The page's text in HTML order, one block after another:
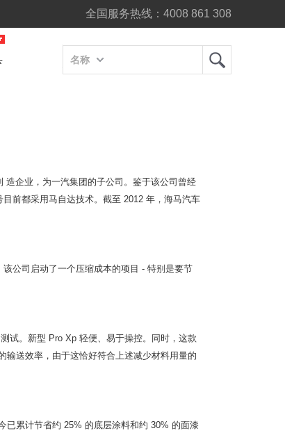
全国服务热线： 4008 861 308
名称
造企业，为一汽集团的子公司。鉴于该公司曾经
前都采用马自达技术。截至 2012 年，海马汽车
公司启动了一个压缩成本的项目 - 特别是要节
试。新型 Pro Xp 轻便、易于操控。同时，这款
输送效率，由于这恰好符合上述减少材料用量的
已累计节省约 25% 的底层涂料和约 30% 的面漆